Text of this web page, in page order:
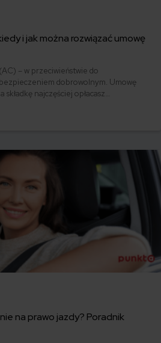
i jak można rozwiązać umowę
– w przeciwieństwie do
dobrowolnym. Umowę
składkę najczęściej opłacasz
samochód w trakcie trwania
na prawo jazdy? Poradnik